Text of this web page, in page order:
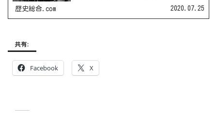
ょっとぶつかっただけという説からリボ
ンにいたずらした説まで色々あります。
歴史総合.com 2020.07.25
共有:
Facebook X